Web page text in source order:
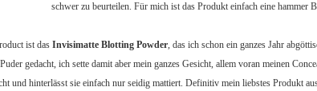
schwer zu beurteilen. Für mich ist das Produkt einfach eine hammer
ist das Invisimatte Blotting Powder, das ich schon ein ganzes Jahr
gedacht, ich sette damit aber mein ganzes Gesicht, allem voran meinen
und hinterlässt sie einfach nur seidig mattiert. Definitiv mein liebstes Produkt